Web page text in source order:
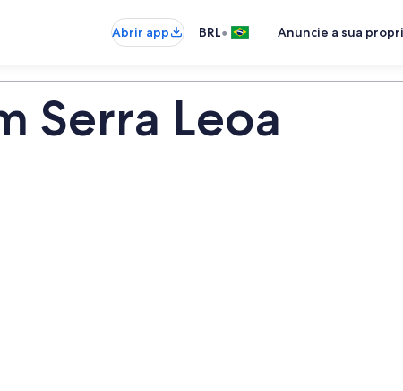
Abrir app BRL• Anuncie a sua
Serra Leoa